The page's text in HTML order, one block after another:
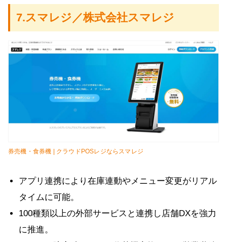
7.スマレジ／株式会社スマレジ
券売機・食券機 | クラウドPOSレジならスマレジ
アプリ連携により在庫連動やメニュー変更がリアル
タイムに可能。
100種類以上の外部サービスと連携し店舗DXを強力
に推進。